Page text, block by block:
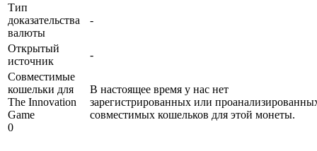
Тип
доказательства
валюты
-
Открытый
источник
-
Совместимые
кошельки для
The Innovation
Game
0
В настоящее время у нас нет
зарегистрированных или
совместимых кошельков для этой монеты.